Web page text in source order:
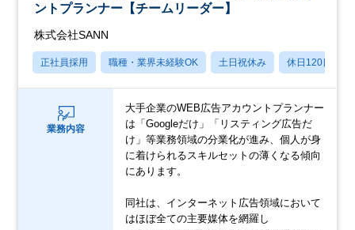
ントプランナー【チームリーダー】
株式会社SANN
正社員採用 職種・業界未経験OK 土日祝休み 休日120日以上
業務内容
大手企業のWEB広告アカウントプランナー
は「Googleだけ」「リスティング広告だ
け」等業務領域の分業化が進み、個人が身
に着けられるスキルセットの薄くなる傾向
にあります。
同社は、インターネット広告領域において
はほぼ全ての主要媒体を網羅し